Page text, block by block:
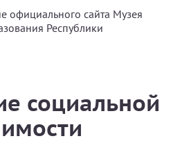
официального сайта Музея
Республики
социальной